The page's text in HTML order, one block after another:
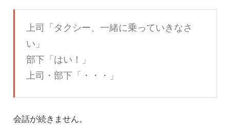
上司「タクシー、一緒に乗っていきなさ
い」
部下「はい！」
上司・部下「・・・」
会話が続きません。